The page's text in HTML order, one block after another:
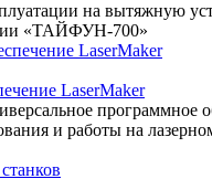
на вытяжную
«ТАЙФУН-700»
LaserMaker
программное
и работы на